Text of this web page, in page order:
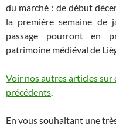
du marché : de début
la première semaine de
passage pourront en
patrimoine médiéval de
Voir nos autres articles sur
précédents.
En vous souhaitant une